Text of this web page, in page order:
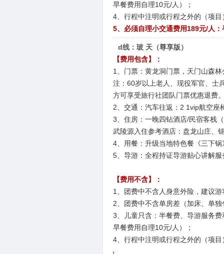
早餐费用自理10元/人）；
4、行程中注明或行程之外的（项
5、必须自理小交通费用189元/人
d线：玻 天（尊享版）
【费用包含】：
1、门票：黄龙洞门票，天门山森
注：60岁以上老人、现役军官、士
方可享受旅行社团队门票优惠退费
2、交通：汽车往返：2 1vip航空座
3、住房：一晚四钻酒店/民宿客栈
武陵源入住参考酒店：盘龙山庄、
4、用餐：升级当地特色餐《三下
5、导游：全程持证导游贴心讲解
【费用不含】：
1、团费中不含人身意外险，建议
2、团费中不含单房差（加床、单
3、儿童只含：半餐费、导游服务
早餐费用自理10元/人）；
4、行程中注明或行程之外的（项